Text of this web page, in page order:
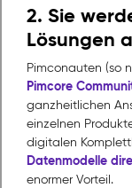
2. Sie
Lösungen
Pimconauten (so
Pimcore
ganzheitlichen
einzelnen
digitalen
Datenmodelle
enormer Vorteil.